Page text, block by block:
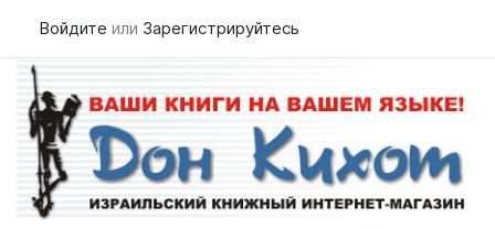
Войдите или Зарегистрируйтесь